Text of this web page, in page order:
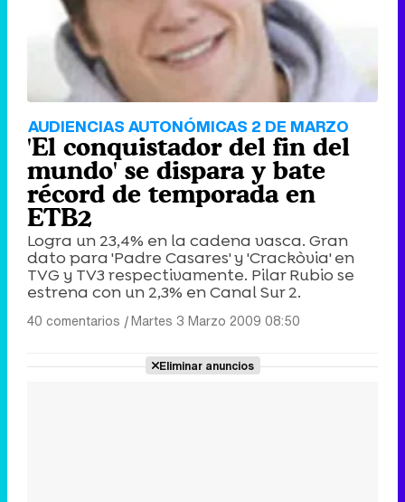
AUDIENCIAS AUTONÓMICAS 2 DE MARZO
'El conquistador del fin del
mundo' se dispara y bate
récord de temporada en
ETB2
Logra un 23,4% en la cadena vasca. Gran
dato para 'Padre Casares' y 'Crackòvia' en
TVG y TV3 respectivamente. Pilar Rubio se
estrena con un 2,3% en Canal Sur 2.
40 comentarios |Martes 3 Marzo 2009 08:50
Eliminar anuncios